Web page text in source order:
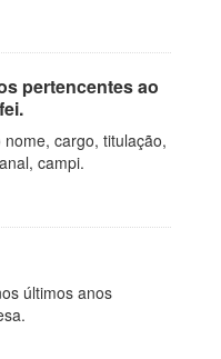
pertencentes ao
cargo, titulação,
campi.
últimos anos